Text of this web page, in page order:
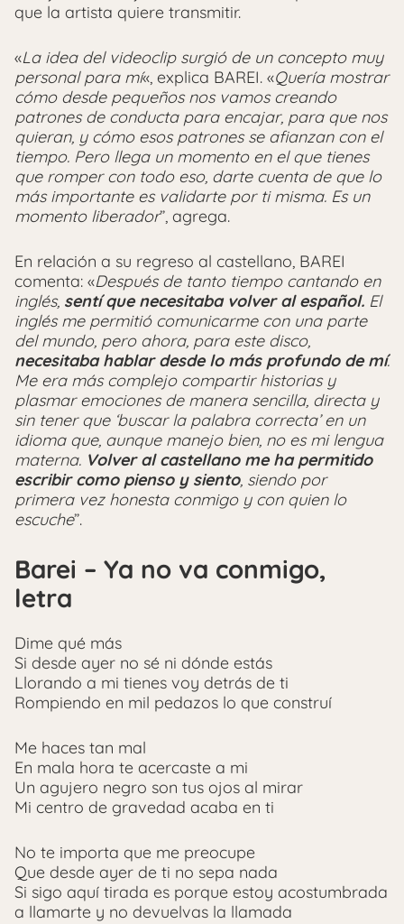
que la artista quiere transmitir.
«La idea del videoclip surgió de un concepto muy
personal para mí«, explica BAREI. «Quería mostrar
cómo desde pequeños nos vamos creando
patrones de conducta para encajar, para que nos
quieran, y cómo esos patrones se afianzan con el
tiempo. Pero llega un momento en el que tienes
que romper con todo eso, darte cuenta de que lo
más importante es validarte por ti misma. Es un
momento liberador”, agrega.
En relación a su regreso al castellano, BAREI
comenta: «Después de tanto tiempo cantando en
inglés, sentí que necesitaba volver al español. El
inglés me permitió comunicarme con una parte
del mundo, pero ahora, para este disco,
necesitaba hablar desde lo más profundo de mí.
Me era más complejo compartir historias y
plasmar emociones de manera sencilla, directa y
sin tener que ‘buscar la palabra correcta’ en un
idioma que, aunque manejo bien, no es mi lengua
materna. Volver al castellano me ha permitido
escribir como pienso y siento, siendo por
primera vez honesta conmigo y con quien lo
escuche”.
Barei – Ya no va conmigo,
letra
Dime qué más
Si desde ayer no sé ni dónde estás
Llorando a mi tienes voy detrás de ti
Rompiendo en mil pedazos lo que construí
Me haces tan mal
En mala hora te acercaste a mi
Un agujero negro son tus ojos al mirar
Mi centro de gravedad acaba en ti
No te importa que me preocupe
Que desde ayer de ti no sepa nada
Si sigo aquí tirada es porque estoy acostumbrada
a llamarte y no devuelvas la llamada